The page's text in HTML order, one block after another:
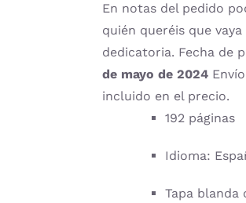
En notas del pedido
quién queréis que
dedicatoria. Fecha de
de mayo de 2024
incluido en el precio.
192 páginas
Idioma:
Tapa blanda